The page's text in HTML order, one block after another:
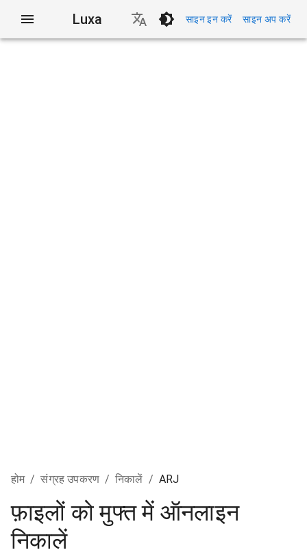
Luxa साइन इन करें साइन अप करें
होम / संग्रह उपकरण / निकालें / ARJ
फ़ाइलों को मुफ्त में ऑनलाइन
निकालें